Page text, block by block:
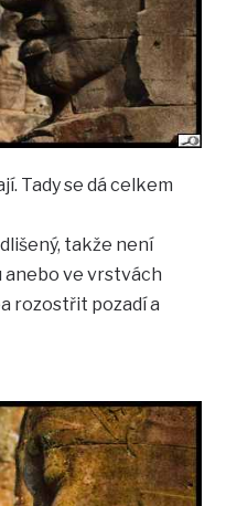
Tady se dá celkem
takže není
anebo ve vrstvách
rozostřit pozadí a